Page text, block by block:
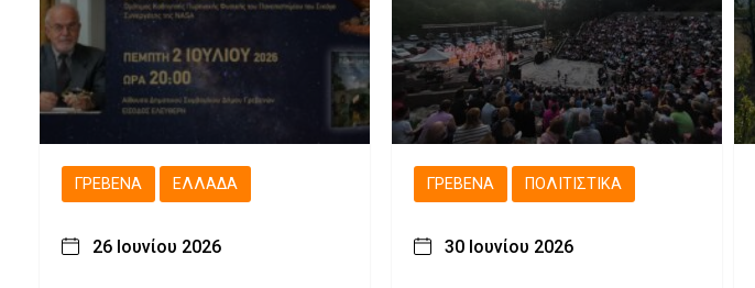
ΓΡΕΒΕΝΆ ΕΛΛΆΔΑ
26 Ιουνίου 2026
ΓΡΕΒΕΝΆ ΠΟΛΙΤΙΣΤΙΚΆ
30 Ιουνίου 2026